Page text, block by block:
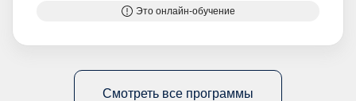
Это онлайн-обучение
Смотреть все программы